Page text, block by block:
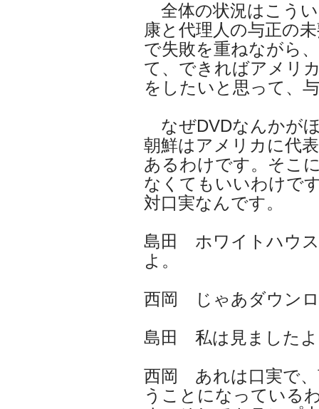
全体の状況はこう
康と代理人の与正の
で失敗を重ねながら
て、できればアメリ
をしたいと思って、
なぜDVDなんかが
朝鮮はアメリカに代
あるわけです。そこ
なくてもいいわけで
対口実なんです。
島田 ホワイトハウ
よ。
西岡 じゃあダウン
島田 私は見ましたよ
西岡 あれは口実で
うことになっている